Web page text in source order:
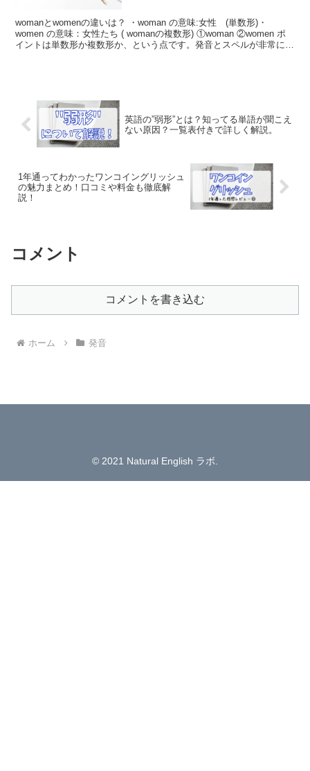
womanとwomenの違いは？ ・woman の意味:女性 (単数形)・
women の意味：女性たち ( womanの複数形) ①woman ②women ポ
イントは単数形か複数形か、という点です。発音とスペルが非常に似
英語の”弱形”とは？知ってる単語が聞こえ
ない原因？一覧表付きで詳しく解説。
1年通ってわかったワンコイングリッシュ
の魅力まとめ！口コミや料金も徹底解
説！
コメント
コメントを書き込む
ホーム 発音
© 2021 Natural English ラボ.